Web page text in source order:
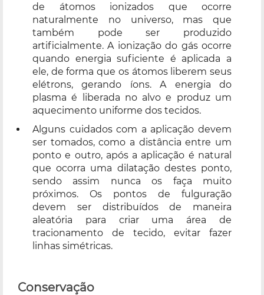
de átomos ionizados que ocorre
naturalmente no universo, mas que
também pode ser produzido
artificialmente. A ionização do gás ocorre
quando energia suficiente é aplicada a
ele, de forma que os átomos liberem seus
elétrons, gerando íons. A energia do
plasma é liberada no alvo e produz um
aquecimento uniforme dos tecidos.
Alguns cuidados com a aplicação devem
ser tomados, como a distância entre um
ponto e outro, após a aplicação é natural
que ocorra uma dilatação destes ponto,
sendo assim nunca os faça muito
próximos. Os pontos de fulguração
devem ser distribuídos de maneira
aleatória para criar uma área de
tracionamento de tecido, evitar fazer
linhas simétricas.
Conservação